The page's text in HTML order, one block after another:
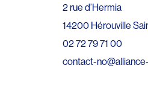
2 rue d’Hermia
14200 Hérouville
02 72 79 71 00
contact-